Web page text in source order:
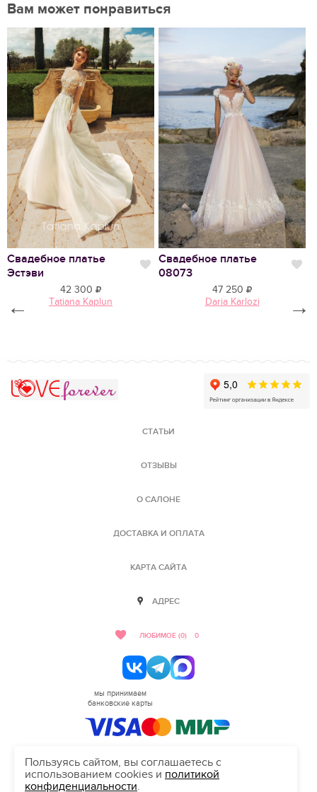
Вам может понравиться
Нравится
Свадебное платье
Эстэви
Нравится
42 300
Tatiana Kaplun
Свадебное платье
08073
47 250
Daria Karlozi
← →
СТАТЬИ
ОТЗЫВЫ
О САЛОНЕ
ДОСТАВКА И ОПЛАТА
КАРТА САЙТА
АДРЕС
ЛЮБИМОЕ (0) 0
мы принимаем
банковские карты
HELLO@SALON-LOVE.RU
Пользуясь сайтом, вы соглашаетесь с
использованием cookies и политикой
конфиденциальности.